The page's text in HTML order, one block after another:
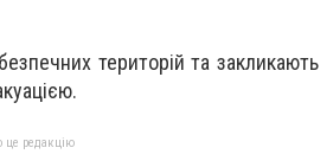
територій та закликають
це редакцію